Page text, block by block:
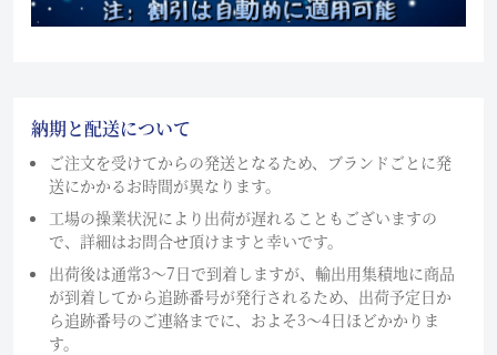
納期と配送について
ご注文を受けてからの発送となるため、ブランドごとに発
送にかかるお時間が異なります。
工場の操業状況により出荷が遅れることもございますの
で、詳細はお問合せ頂けますと幸いです。
出荷後は通常3～7日で到着しますが、輸出用集積地に商品
が到着してから追跡番号が発行されるため、出荷予定日か
ら追跡番号のご連絡までに、およそ3〜4日ほどかかりま
す。